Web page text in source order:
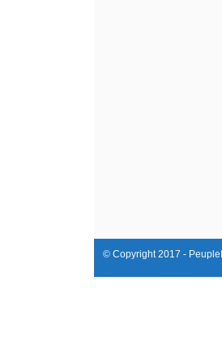
© Copyright 2017 -